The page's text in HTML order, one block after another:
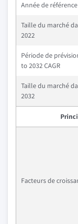
Année de référence
Taille du marché
2022
Période de
to 2032 CAGR
Taille du marché
2032
Facteurs de